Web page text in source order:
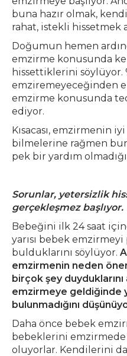
buna hazır olmak,
rahat, istekli hissetmek
Doğumun hemen
emzirme konusunda
hissettiklerini söylüyor.
emziremeyeceğinden
emzirme konusunda
ediyor.
Kısacası, emzirmenin
bilmelerine rağmen
pek bir yardım
Sorunlar, yetersizlik
gerçekleşmez başlıyor.
Bebeğini ilk 24 saat
yarısı bebek
bulduklarını söylüyor.
emzirmenin neden
birçok şey
emzirmeye geldiğinde
bulunmadığını
Daha önce bebek
bebeklerini emzirmede
oluyorlar. Kendilerini